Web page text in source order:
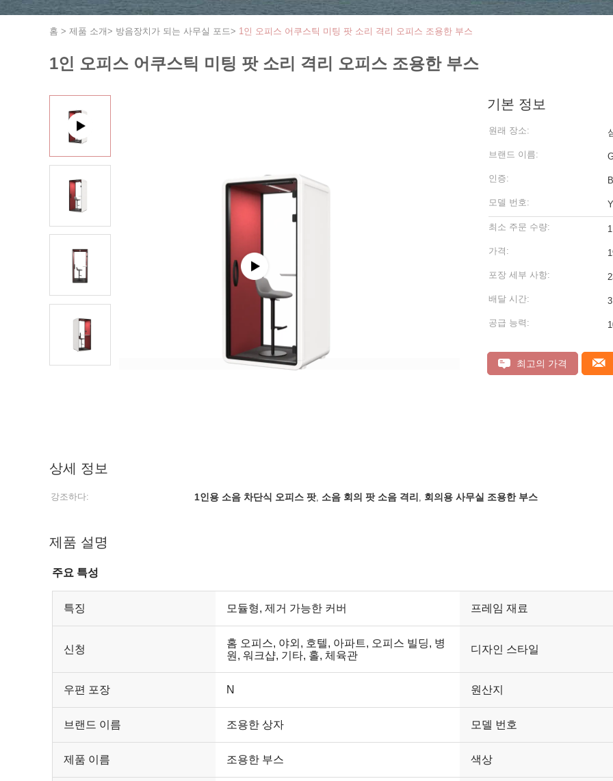
홈 > 제품 소개> 방음장치가 되는 사무실 포드> 1인 오피스 어쿠스틱 미팅 팟 소리 격리 오피스 조용한 부스
1인 오피스 어쿠스틱 미팅 팟 소리 격리 오피스 조용한 부스
기본 정보
원래 장소:
브랜드 이름:
인증:
모델 번호:
최소 주문 수량: 1
가격:
포장 세부 사항:
배달 시간:
공급 능력:
최고의 가격
상세 정보
강조하다: 1인용 소음 차단식 오피스 팟, 소음 회의 팟 소음 격리 , 회의용 사무실 조용한 부스
제품 설명
주요 특성
특징 모듈형, 제거 가능한 커버 프레임 재료
신청
홈 오피스, 야외, 호텔, 아파트, 오피스 빌딩, 병
원, 워크샵, 기타, 홀, 체육관
디자인 스타일
우편 포장 N 원산지
브랜드 이름 조용한 상자 모델 번호
제품 이름 조용한 부스 색상